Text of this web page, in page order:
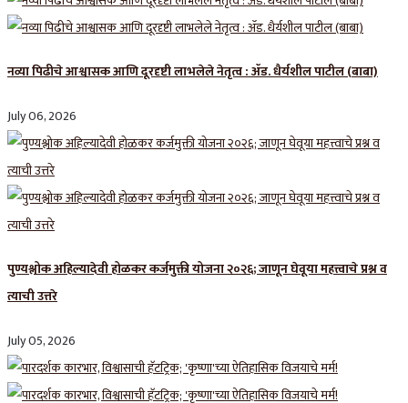
नव्या पिढीचे आश्वासक आणि दूरदृष्टी लाभलेले नेतृत्व : ॲड. धैर्यशील पाटील (बाबा)
July 06, 2026
पुण्यश्लोक अहिल्यादेवी होळकर कर्जमुक्ती योजना २०२६; जाणून घेवूया महत्त्वाचे प्रश्न व
त्याची उत्तरे
July 05, 2026